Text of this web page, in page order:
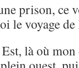
prison, ce
le voyage
là où mon